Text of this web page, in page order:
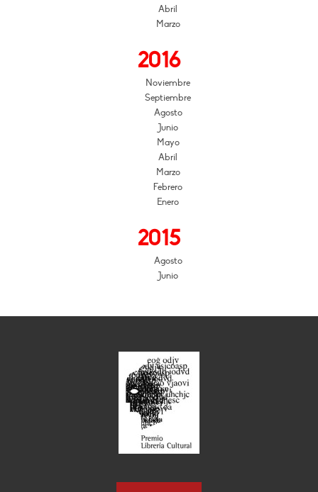
Abril
Marzo
2016
Noviembre
Septiembre
Agosto
Junio
Mayo
Abril
Marzo
Febrero
Enero
2015
Agosto
Junio